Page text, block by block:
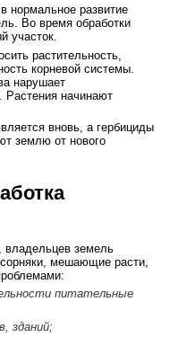
нормальное развитие
Во время обработки
участок.
растительность,
корневой системы.
нарушает
Растения начинают
вновь, а гербициды
землю от нового
владельцев земель
мешающие расти,
питательные
зданий;